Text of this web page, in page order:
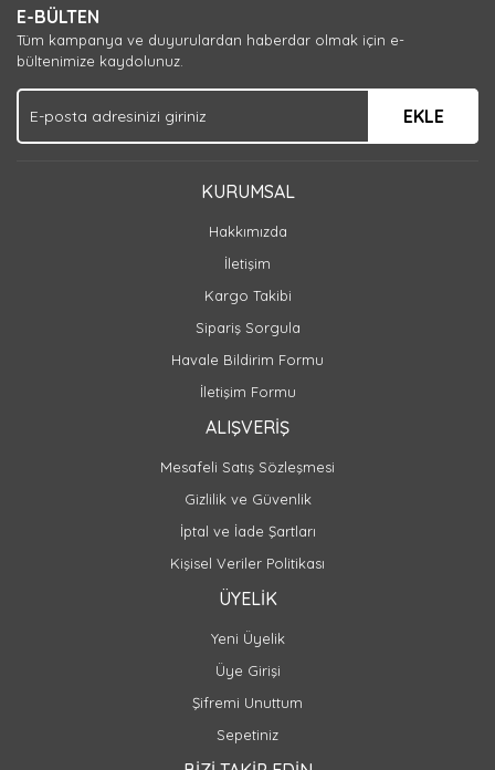
E-BÜLTEN
Tüm kampanya ve duyurulardan haberdar olmak için e-
bültenimize kaydolunuz.
EKLE
KURUMSAL
Hakkımızda
İletişim
Kargo Takibi
Sipariş Sorgula
Havale Bildirim Formu
İletişim Formu
ALIŞVERİŞ
Mesafeli Satış Sözleşmesi
Gizlilik ve Güvenlik
İptal ve İade Şartları
Kişisel Veriler Politikası
ÜYELİK
Yeni Üyelik
Üye Girişi
Şifremi Unuttum
Sepetiniz